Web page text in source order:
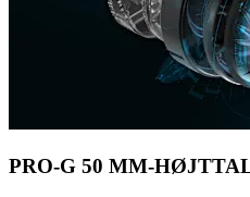
PRO-G 50 MM-